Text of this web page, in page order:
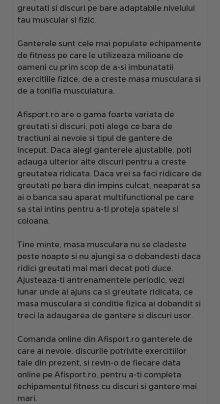
greutati si discuri pe bare adaptabile nivelului
tau muscular si fizic.
Ganterele sunt cele mai populate echipamente
de fitness pe care le utilizeaza milioane de
oameni cu prim scop de a-si imbunatatii
exercitiile fizice, de a creste masa musculara si
de a tonifia musculatura.
Afisport.ro are o gama foarte variata de
greutati si discuri, poti alege ce bara de
tractiuni ai nevoie si tipul de gantere de
inceput. Daca alegi ganterele ajustabile, poti
adauga ulterior alte discuri pentru a creste
greutatea ridicata. Daca vrei sa faci ridicare de
greutati pe bara din impins culcat, neaparat sa
ai o banca sau aparat multifunctional pe care
sa stai intins pentru a-ti proteja spatele si
coloana.
Tine minte, masa musculara nu se cladeste
peste noapte si nu ajungi sa o dobandesti daca
ridici greutati mai mari decat poti duce.
Ajusteaza-ti antrenamentele periodic, vezi
lunar unde ai ajuns ca si greutate ridicata, ce
masa musculara si conditie fizica ai dobandit si
treci la adaugarea de gantere si discuri usor.
Comanda online din Afisport.ro ganterele de
care ai nevoie, discurile potrivite exercitiilor
tale din prezent, si revin-o de fiecare data
online pe Afisport.ro, pentru a-ti completa
echipamentul fitness cu discuri si gantere mai
mari.